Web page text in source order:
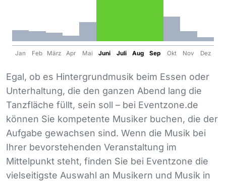
Jan Feb März Apr Mai Juni Juli Aug Sep Okt Nov Dez
Egal, ob es Hintergrundmusik beim Essen oder
Unterhaltung, die den ganzen Abend lang die
Tanzfläche füllt, sein soll – bei Eventzone.de
können Sie kompetente Musiker buchen, die der
Aufgabe gewachsen sind. Wenn die Musik bei
Ihrer bevorstehenden Veranstaltung im
Mittelpunkt steht, finden Sie bei Eventzone die
vielseitigste Auswahl an Musikern und Musik in